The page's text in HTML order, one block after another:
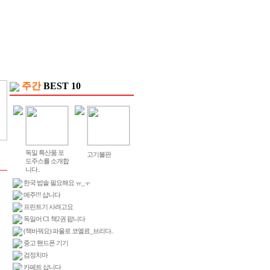
주간BEST 10
독일 특산품 포
도주스를 소개합
니다..
고기불판
한국 밥솥 필요해요 ㅠ_ㅜ
메주!!! 삽니다
프린트기 사려고요
독일어 C1 책2권 팝니다
(책바꿔요) 파울로 코엘료_브리다..
중고 핸드폰 기기
검정치마
카페트 삽니다